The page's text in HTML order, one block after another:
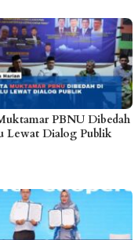
PBNU Dibedah
Lewat Dialog Publik